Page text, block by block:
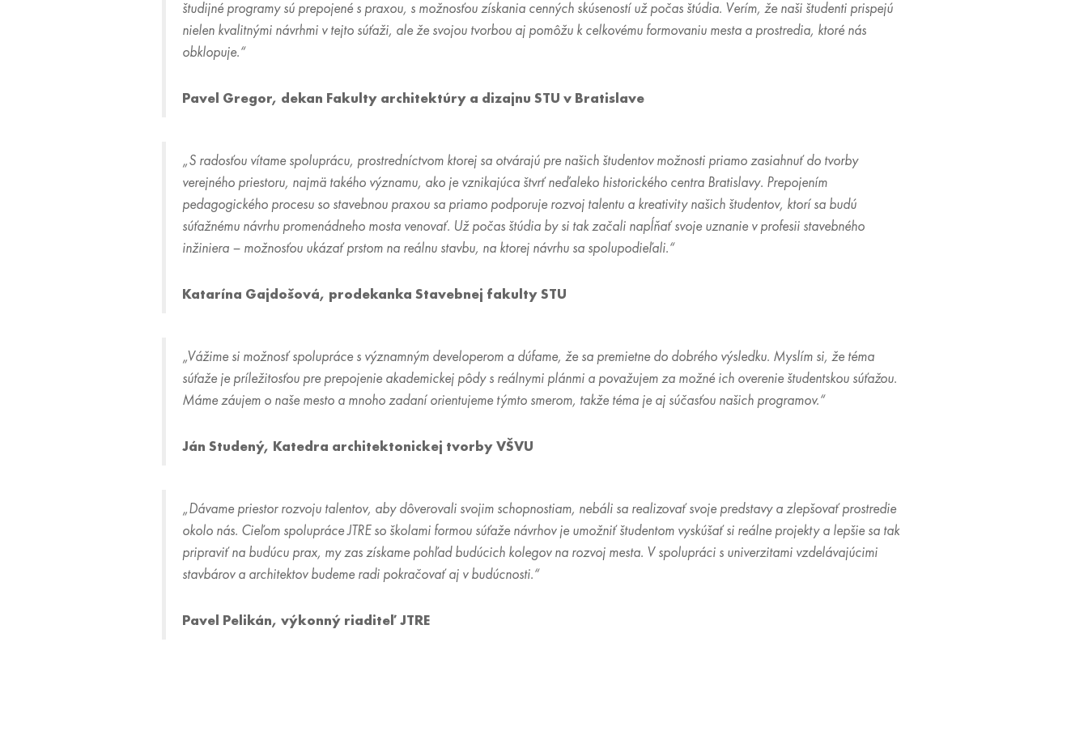
študijné programy sú prepojené s praxou, s možnosťou získania cenných skúseností už počas štúdia. Verím, že naši študenti prispejú
nielen kvalitnými návrhmi v tejto súťaži, ale že svojou tvorbou aj pomôžu k celkovému formovaniu mesta a prostredia, ktoré nás
obklopuje.“
Pavel Gregor, dekan Fakulty architektúry a dizajnu STU v Bratislave
„S radosťou vítame spoluprácu, prostredníctvom ktorej sa otvárajú pre našich študentov možnosti priamo zasiahnuť do tvorby
verejného priestoru, najmä takého významu, ako je vznikajúca štvrť neďaleko historického centra Bratislavy. Prepojením
pedagogického procesu so stavebnou praxou sa priamo podporuje rozvoj talentu a kreativity našich študentov, ktorí sa budú
súťažnému návrhu promenádneho mosta venovať. Už počas štúdia by si tak začali napĺňať svoje uznanie v profesii stavebného
inžiniera – možnosťou ukázať prstom na reálnu stavbu, na ktorej návrhu sa spolupodieľali.“
Katarína Gajdošová, prodekanka Stavebnej fakulty STU
„Vážime si možnosť spolupráce s významným developerom a dúfame, že sa premietne do dobrého výsledku. Myslím si, že téma
súťaže je príležitosťou pre prepojenie akademickej pôdy s reálnymi plánmi a považujem za možné ich overenie študentskou súťažou.
Máme záujem o naše mesto a mnoho zadaní orientujeme týmto smerom, takže téma je aj súčasťou našich programov.“
Ján Studený, Katedra architektonickej tvorby VŠVU
„Dávame priestor rozvoju talentov, aby dôverovali svojim schopnostiam, nebáli sa realizovať svoje predstavy a zlepšovať prostredie
okolo nás. Cieľom spolupráce JTRE so školami formou súťaže návrhov je umožniť študentom vyskúšať si reálne projekty a lepšie sa tak
pripraviť na budúcu prax, my zas získame pohľad budúcich kolegov na rozvoj mesta. V spolupráci s univerzitami vzdelávajúcimi
stavbárov a architektov budeme radi pokračovať aj v budúcnosti.“
Pavel Pelikán, výkonný riaditeľ JTRE